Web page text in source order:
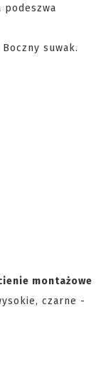
podeszwa
suwak.
montażowe
czarne -